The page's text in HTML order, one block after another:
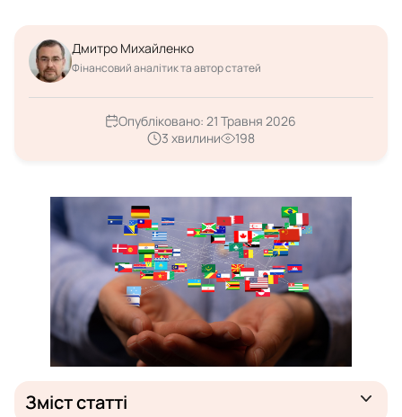
Дмитро Михайленко
Фінансовий аналітик та автор статей
3 хвилини 198
Опубліковано: 21 Травня 2026
Зміст статті